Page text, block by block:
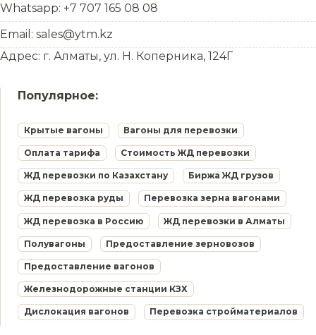
Whatsapp: +7 707 165 08 08
Email: sales@ytm.kz
Адрес: г. Алматы, ул. Н. Коперника, 124Г
Популярное:
Крытые вагоны Вагоны для перевозки
Оплата тарифа Стоимость ЖД перевозки
ЖД перевозки по Казахстану Биржа ЖД грузов
ЖД перевозка руды Перевозка зерна вагонами
ЖД перевозка в Россию ЖД перевозки в Алматы
Полувагоны Предоставление зерновозов
Предоставление вагонов
Железнодорожные станции КЗХ
Дислокация вагонов Перевозка стройматериалов